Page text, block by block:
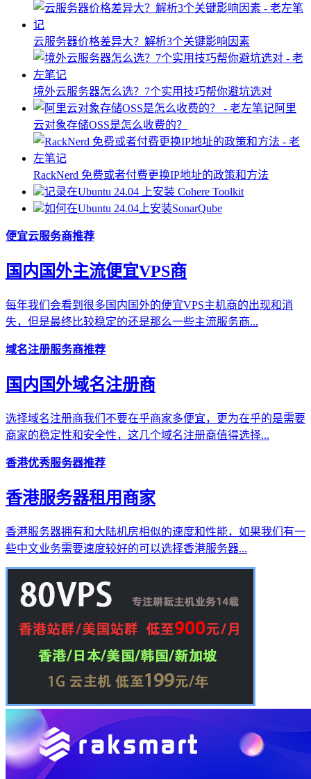
云服务器价格差异大？解析3个关键影响因素
境外云服务器怎么选？7个实用技巧帮你避坑选对
阿里
云对象存储OSS是怎么收费的？
RackNerd 免费或者付费更换IP地址的政策和方法
记录在Ubuntu 24.04 上安装 Cohere Toolkit
如何在Ubuntu 24.04上安装SonarQube
便宜云服务商推荐
国内国外主流便宜VPS商
每年我们会看到很多国内国外的便宜VPS主机商的出现和消
失，但是最终比较稳定的还是那么一些主流服务商...
域名注册服务商推荐
国内国外域名注册商
选择域名注册商我们不要在乎商家多便宜，更为在乎的是需要
商家的稳定性和安全性，这几个域名注册商值得选择...
香港优秀服务器推荐
香港服务器租用商家
香港服务器拥有和大陆机房相似的速度和性能，如果我们有一
些中文业务需要速度较好的可以选择香港服务器...